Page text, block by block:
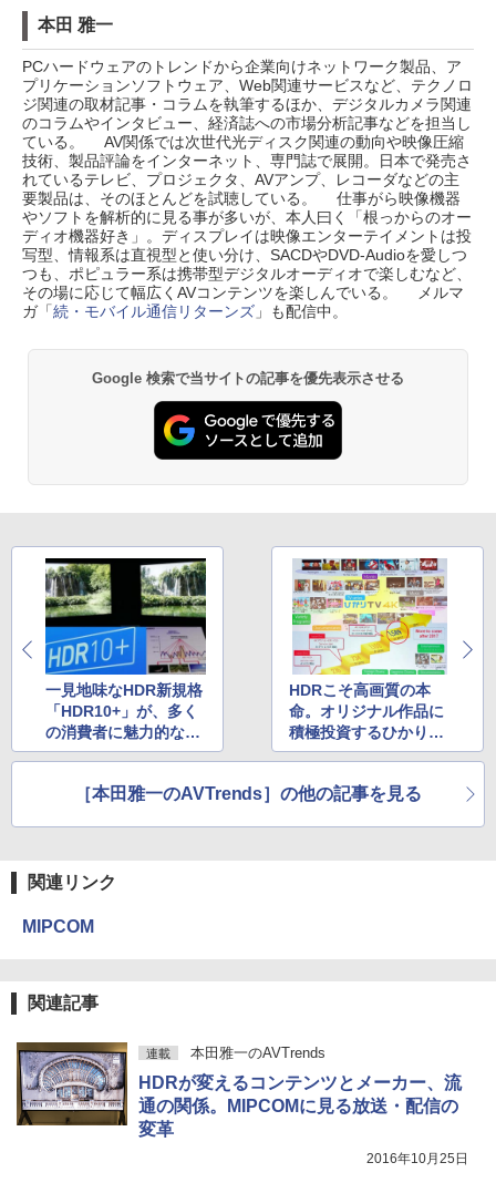
本田 雅一
PCハードウェアのトレンドから企業向けネットワーク製品、ア
プリケーションソフトウェア、Web関連サービスなど、テクノロ
ジ関連の取材記事・コラムを執筆するほか、デジタルカメラ関連
のコラムやインタビュー、経済誌への市場分析記事などを担当し
ている。 AV関係では次世代光ディスク関連の動向や映像圧縮
技術、製品評論をインターネット、専門誌で展開。日本で発売さ
れているテレビ、プロジェクタ、AVアンプ、レコーダなどの主
要製品は、そのほとんどを試聴している。 仕事がら映像機器
やソフトを解析的に見る事が多いが、本人曰く「根っからのオー
ディオ機器好き」。ディスプレイは映像エンターテイメントは投
写型、情報系は直視型と使い分け、SACDやDVD-Audioを愛しつ
つも、ポピュラー系は携帯型デジタルオーディオで楽しむなど、
その場に応じて幅広くAVコンテンツを楽しんでいる。 メルマ
ガ「続・モバイル通信リターンズ」も配信中。
Google 検索で当サイトの記事を優先表示させる
一見地味なHDR新規格
「HDR10+」が、多く
の消費者に魅力的な体
験をもたらすかもしれ
HDRこそ高画質の本
命。オリジナル作品に
積極投資するひかりTV
の戦略
［本田雅一のAVTrends］の他の記事を見る
関連リンク
MIPCOM
関連記事
連載 本田雅一のAVTrends
HDRが変えるコンテンツとメーカー、流
通の関係。MIPCOMに見る放送・配信の
変革
2016年10月25日